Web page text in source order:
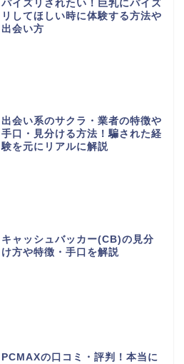
パイズリされたい！巨乳にパイズ
リしてほしい時に体験する方法や
出会い方
出会い系のサクラ・業者の特徴や
手口・見分ける方法！騙された経
験を元にリアルに解説
キャッシュバッカー(CB)の見分
け方や特徴・手口を解説
PCMAXの口コミ・評判！本当に